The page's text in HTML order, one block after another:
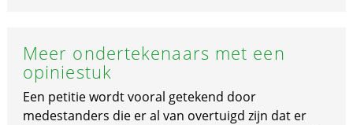
Meer ondertekenaars met een
opiniestuk
Een petitie wordt vooral getekend door
medestanders die er al van overtuigd zijn dat er